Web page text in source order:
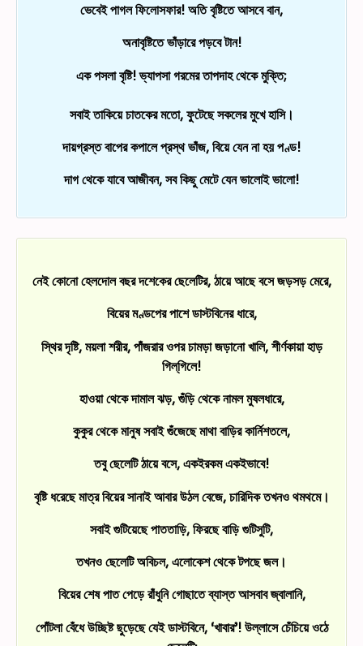
ভেবেই পাগল ফিলোসফার! অতি বৃষ্টিতে আসবে বান,
অনাবৃষ্টিতে ভাঁড়ারে পড়বে টান!
এক পসলা বৃষ্টি! ভ্যাপসা গরমের তাপদাহ থেকে মুক্তি;
সবাই তাকিয়ে চাতকের মতো, ফুটেছে সকলের মুখে হাসি।
দায়গ্রস্ত বাপের কপালে প্রস্থ ভাঁজ, বিয়ে যেন না হয় পণ্ড!
দাগ থেকে যাবে আজীবন, সব কিছু মেটে যেন ভালোই ভালো!
নেই কোনো হেলদোল বছর দশেকের ছেলেটির, ঠায়ে আছে বসে জড়সড় মেরে,
বিয়ের মণ্ডপের পাশে ডাস্টবিনের ধারে,
স্থির দৃষ্টি, ময়লা শরীর, পাঁজরার ওপর চামড়া জড়ানো খালি, শীর্ণকায়া হাড়
গিল্‌গিলে!
হাওয়া থেকে দামাল ঝড়, গুঁড়ি থেকে নামল মুষলধারে,
কুকুর থেকে মানুষ সবাই গুঁজেছে মাথা বাড়ির কার্নিশতলে,
তবু ছেলেটি ঠায়ে বসে, একইরকম একইভাবে!
বৃষ্টি ধরেছে মাত্র বিয়ের সানাই আবার উঠল বেজে, চারিদিক তখনও থমথমে।
সবাই গুটিয়েছে পাততাড়ি, ফিরছে বাড়ি গুটিসুটি,
তখনও ছেলেটি অবিচল, এলোকেশ থেকে টপছে জল।
বিয়ের শেষ পাত পেড়ে রাঁধুনি গোছাতে ব্যাস্ত আসবাব জ্বালানি,
পোঁটলা বেঁধে উচ্ছিষ্ট ছুড়েছে যেই ডাস্টবিনে, ‘খাবার’! উল্লাসে চেঁচিয়ে ওঠে